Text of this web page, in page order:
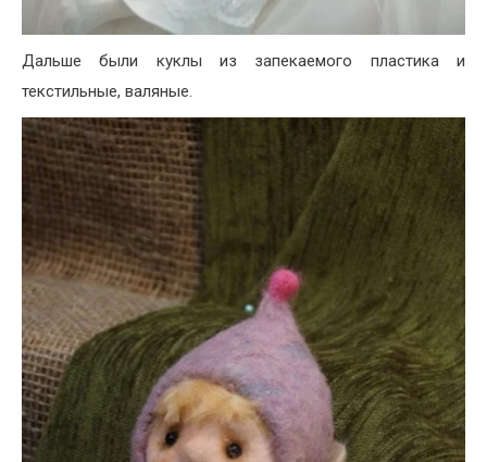
Дальше были куклы из запекаемого пластика и
текстильные, валяные.